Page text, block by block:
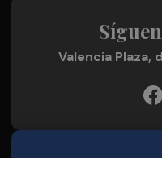
Valencia Plaza,